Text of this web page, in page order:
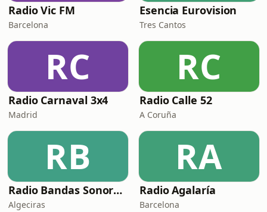
Radio Vic FM
Barcelona
Esencia Eurovision
Tres Cantos
RC
Radio Carnaval 3x4
Madrid
RC
Radio Calle 52
A Coruña
RB
Radio Bandas Sonoras J.L
Algeciras
RA
Radio Agalaría
Barcelona